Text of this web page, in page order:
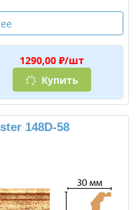
1290,00 ₽/шт
Купить
148D-58